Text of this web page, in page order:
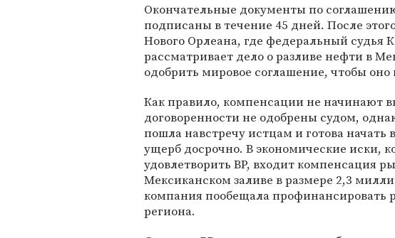
Окончательные документы по
подписаны в течение 45 дней. После
Нового Орлеана, где федеральный судья
рассматривает дело о разливе нефти в
одобрить мировое соглашение, чтобы оно
Как правило, компенсации не начинают
договоренности не одобрены судом,
пошла навстречу истцам и готова
ущерб досрочно. В экономические иски,
удовлетворить BP, входит компенсация
Мексиканском заливе в размере 2,3
компания пообещала профинансировать
региона.